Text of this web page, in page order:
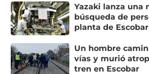
Yazaki lanza una
búsqueda de
planta de Escobar
Un hombre
vías y murió
tren en Escobar